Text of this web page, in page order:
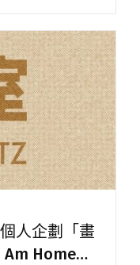
、五五
溫蒂漫閱讀全
大鬧戲院爆
」搞笑登場"
人企劃「畫
Am Home